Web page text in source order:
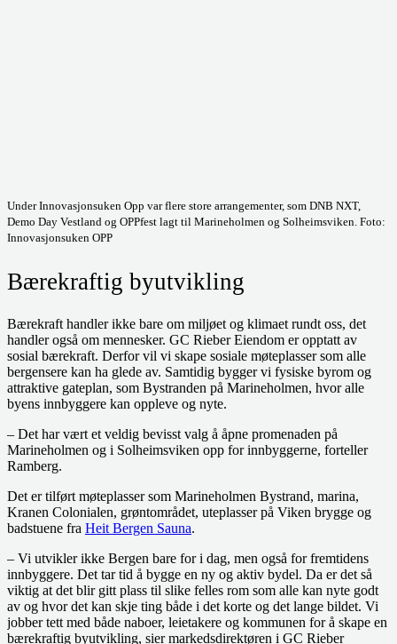
Under Innovasjonsuken Opp var flere store arrangementer, som DNB NXT,
Demo Day Vestland og OPPfest lagt til Marineholmen og Solheimsviken. Foto:
Innovasjonsuken OPP
Bærekraftig byutvikling
Bærekraft handler ikke bare om miljøet og klimaet rundt oss, det
handler også om mennesker. GC Rieber Eiendom er opptatt av
sosial bærekraft. Derfor vil vi skape sosiale møteplasser som alle
bergensere kan ha glede av. Samtidig bygger vi fysiske byrom og
attraktive gateplan, som Bystranden på Marineholmen, hvor alle
byens innbyggere kan oppleve og nyte.
– Det har vært et veldig bevisst valg å åpne promenaden på
Marineholmen og i Solheimsviken opp for innbyggerne, forteller
Ramberg.
Det er tilført møteplasser som Marineholmen Bystrand, marina,
Kranen Colonialen, grøntområdet, uteplasser på Viken brygge og
badstuene fra Heit Bergen Sauna.
– Vi utvikler ikke Bergen bare for i dag, men også for fremtidens
innbyggere. Det tar tid å bygge en ny og aktiv bydel. Da er det så
viktig at det blir gitt plass til slike felles rom som alle kan nyte godt
av og hvor det kan skje ting både i det korte og det lange bildet. Vi
jobber tett med både naboer, leietakere og kommunen for å skape en
bærekraftig byutvikling, sier markedsdirektøren i GC Rieber